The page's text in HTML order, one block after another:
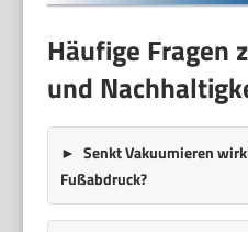
Häufige Fragen
und
Senkt Vakuumieren
Fußabdruck?